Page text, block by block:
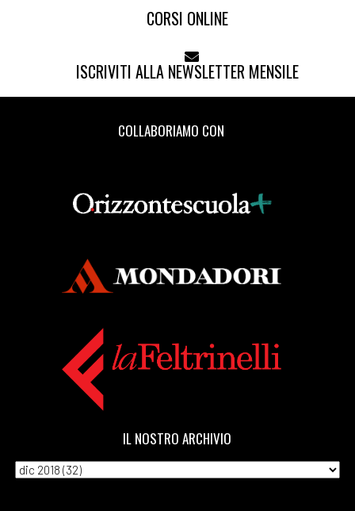
CORSI ONLINE
ISCRIVITI ALLA NEWSLETTER MENSILE
COLLABORIAMO CON
IL NOSTRO ARCHIVIO